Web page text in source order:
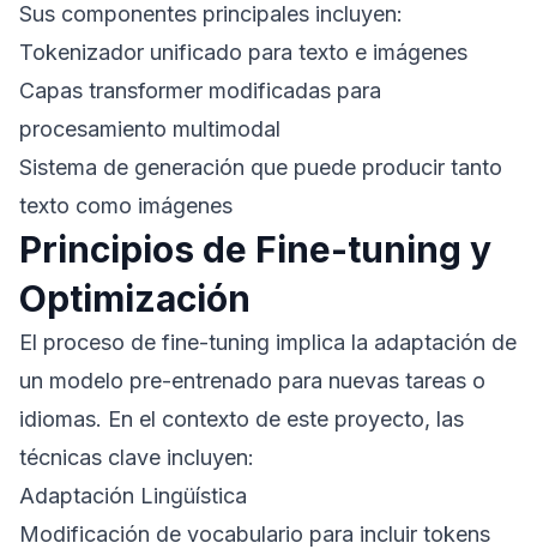
Sus componentes principales incluyen:
Tokenizador unificado para texto e imágenes
Capas transformer modificadas para
procesamiento multimodal
Sistema de generación que puede producir tanto
texto como imágenes
Principios de Fine-tuning y
Optimización
El proceso de fine-tuning implica la adaptación de
un modelo pre-entrenado para nuevas tareas o
idiomas. En el contexto de este proyecto, las
técnicas clave incluyen:
Adaptación Lingüística
Modificación de vocabulario para incluir tokens